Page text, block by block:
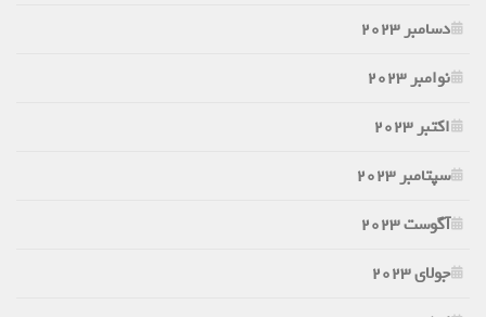
دسامبر 2023
نوامبر 2023
اکتبر 2023
سپتامبر 2023
آگوست 2023
جولای 2023